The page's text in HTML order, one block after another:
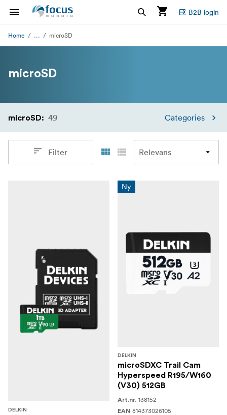
B2B login
Home ... microSD
microSD
microSD: 49 Categories
Filter
DELKIN
Ny
DELKIN
microSDXC Trail Cam
Hyperspeed R195/W160
(V30) 512GB
Art.nr. 138152
EAN 814373026105